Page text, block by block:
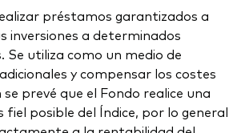
préstamos garantizados a
inversiones a determinados
Se utiliza como un medio de
y compensar los costes
prevé que el Fondo realice una
fiel posible del Índice, por lo general